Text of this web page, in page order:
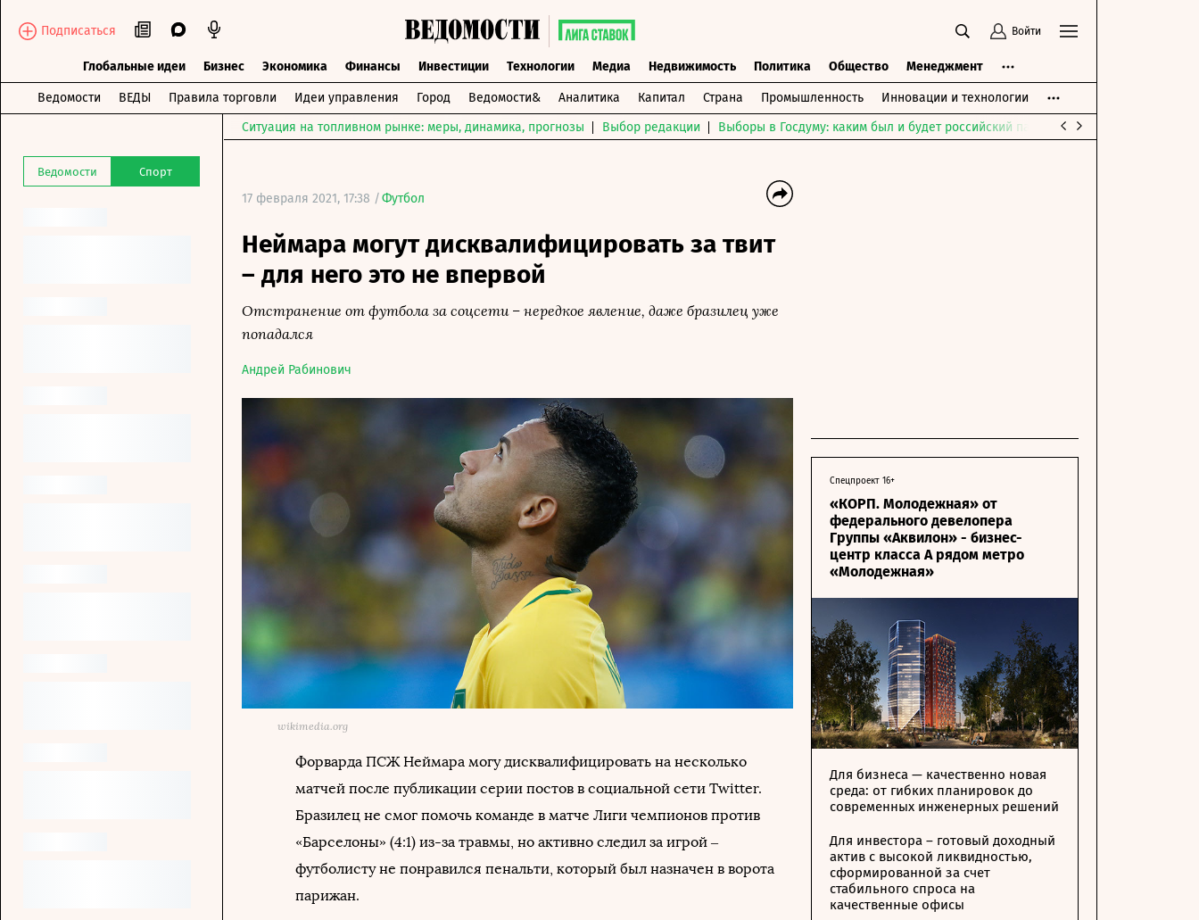
Подписаться Войти
Глобальные идеи Бизнес Экономика Финансы Инвестиции Технологии Медиа Недвижимость Политика Общество Менеджмент
Ведомости ВЕДЫ Правила торговли Идеи управления Город Ведомости& Аналитика Капитал Страна Промышленность Инновации и технологии
Ведомости Спорт
Ситуация на топливном рынке: меры, динамика, прогнозы Выбор редакции Выборы в Госдуму: каким был и будет российский парламент
17 февраля 2021, 17:38 /Футбол
Неймара могут дисквалифицировать за твит
– для него это не впервой
Отстранение от футбола за соцсети – нередкое явление, даже бразилец уже
попадался
Андрей Рабинович
wikimedia.org
Форварда ПСЖ Неймара могу дисквалифицировать на несколько
матчей после публикации серии постов в социальной сети Twitter.
Бразилец не смог помочь команде в матче Лиги чемпионов против
«Барселоны» (4:1) из-за травмы, но активно следил за игрой –
футболисту не понравился пенальти, который был назначен в ворота
парижан.
Спецпроект 16+
«КОРП. Молодежная» от
федерального девелопера
Группы «Аквилон» - бизнес-
центр класса А рядом метро
«Молодежная»
Для бизнеса — качественно новая
среда: от гибких планировок до
современных инженерных решений
Для инвестора – готовый доходный
актив с высокой ликвидностью,
сформированной за счет
стабильного спроса на
качественные офисы